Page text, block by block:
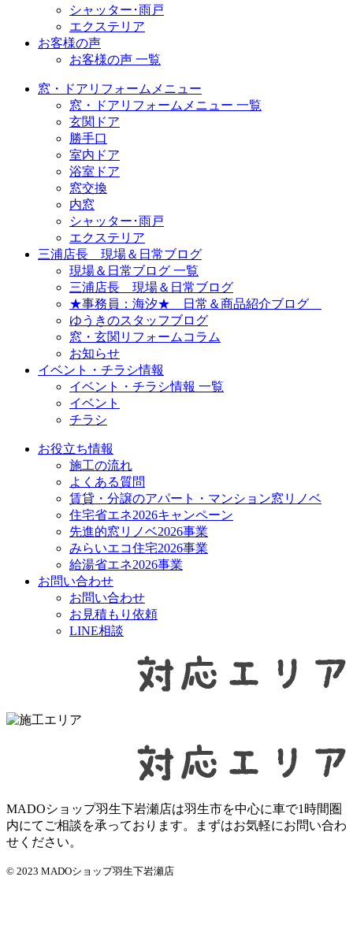
シャッター･雨戸
エクステリア
お客様の声
お客様の声 一覧
窓・ドアリフォームメニュー
窓・ドアリフォームメニュー 一覧
玄関ドア
勝手口
室内ドア
浴室ドア
窓交換
内窓
シャッター･雨戸
エクステリア
三浦店長 現場＆日常ブログ
現場＆日常ブログ 一覧
三浦店長 現場＆日常ブログ
★事務員：海汐★ 日常＆商品紹介ブログ
ゆうきのスタッフブログ
窓・玄関リフォームコラム
お知らせ
イベント・チラシ情報
イベント・チラシ情報 一覧
イベント
チラシ
お役立ち情報
施工の流れ
よくある質問
賃貸・分譲のアパート・マンション窓リノベ
住宅省エネ2026キャンペーン
先進的窓リノベ2026事業
みらいエコ住宅2026事業
給湯省エネ2026事業
お問い合わせ
お問い合わせ
お見積もり依頼
LINE相談
MADOショップ羽生下岩瀬店は羽生市を中心に車で1時間圏
内にてご相談を承っております。まずはお気軽にお問い合わ
せください。
© 2023 MADOショップ羽生下岩瀬店